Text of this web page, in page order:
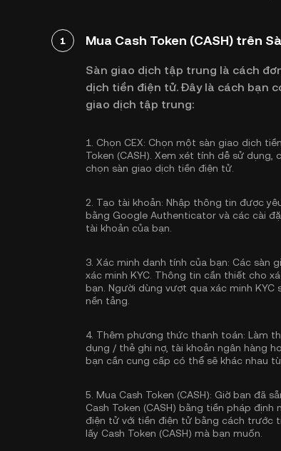
1 Mua Cash Token (CASH) trên
Sàn giao dịch tập trung là cách
dịch tiền điện tử. Đây là cách bạn
giao dịch tập trung:
1. Chọn CEX: Chọn một sàn giao dịch
Token (CASH). Xem xét tính dễ sử
chọn sàn giao dịch tiền điện tử.
2. Tạo tài khoản: Nhập thông tin được
bằng Google Authenticator và các cài
tài khoản của bạn.
3. Xác minh danh tính của bạn: Các sàn
xác minh KYC . Thông tin cần thiết cho
bạn. Người dùng vượt qua xác minh
nền tảng.
4. Thêm phương thức thanh toán: Làm
dụng / thẻ ghi nợ, tài khoản ngân hàng
bạn cần cung cấp có thể sẽ khác nhau
5. Mua Cash Token (CASH): Giờ bạn đã
Cash Token (CASH) bằng tiền pháp
điện tử với tiền điện tử bằng cách trước
lấy Cash Token (CASH) mà bạn muốn.